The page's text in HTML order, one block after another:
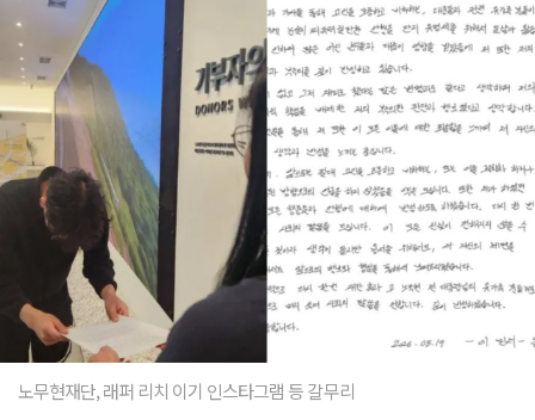
노무현재단, 래퍼 리치 이기 인스타그램 등 갈무리